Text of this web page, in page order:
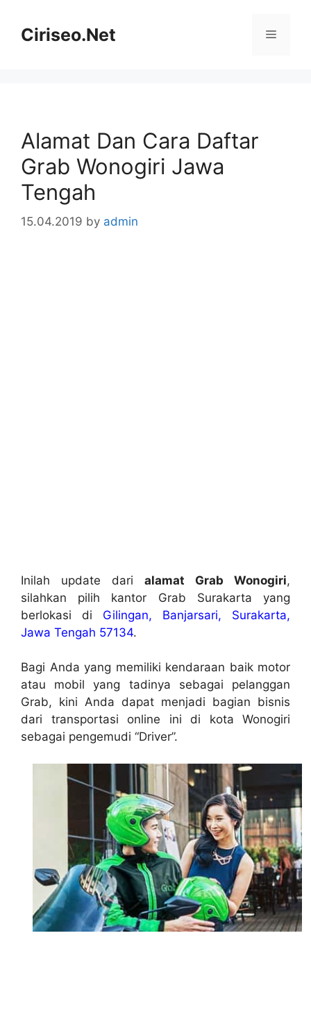
contentCiriseo.Net Menu
Alamat Dan Cara Daftar
Grab Wonogiri Jawa
Tengah
15.04.2019 by admin
Inilah update dari alamat Grab Wonogiri,
silahkan pilih kantor Grab Surakarta yang
berlokasi di Gilingan, Banjarsari, Surakarta,
Jawa Tengah 57134.
Bagi Anda yang memiliki kendaraan baik motor
atau mobil yang tadinya sebagai pelanggan
Grab, kini Anda dapat menjadi bagian bisnis
dari transportasi online ini di kota Wonogiri
sebagai pengemudi “Driver”.